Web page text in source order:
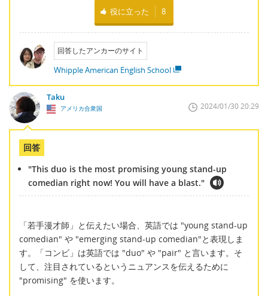
役に立った 8
回答したアンカーのサイト
Whipple American English School
Taku
アメリカ合衆国 2024/01/30 20:29
回答
"This duo is the most promising young stand-up
comedian right now! You will have a blast."
「若手漫才師」と伝えたい場合、英語では "young stand-up
comedian" や "emerging stand-up comedian"と表現しま
す。「コンビ」は英語では "duo" や "pair" と言います。そ
して、注目されているというニュアンスを伝えるために
"promising" を使います。